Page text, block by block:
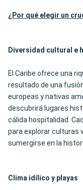
¿Por qué elegir un
Diversidad cultural e
El Caribe ofrece una
resultado de una
europeas y nativas
descubrirá lugares
cálida hospitalidad.
para explorar culturas
sumergirse en la
Clima idílico y playas